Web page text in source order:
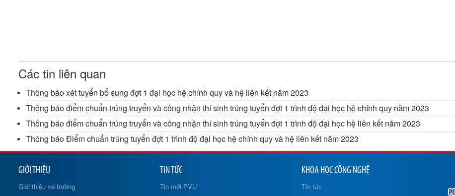
Các tin liên quan
Thông báo xét tuyển bổ sung đợt 1 đại học hệ chính quy và hệ liên kết năm 2023
Thông báo điểm chuẩn trúng truyển và công nhận thí sinh trúng tuyển đợt 1 trình độ đại học hệ chính quy năm 2023
Thông báo điểm chuẩn trúng truyển và công nhận thí sinh trúng tuyển đợt 1 trình độ đại học hệ liên kết năm 2023
Thông báo Điểm chuẩn trúng tuyển đợt 1 trình độ đại học hệ chính quy và hệ liên kết năm 2023
GIỚI THIỆU
Giới thiệu về trường
TIN TỨC
Tin mới PVU
KHOA HỌC CÔNG NGHỆ
Tin tức